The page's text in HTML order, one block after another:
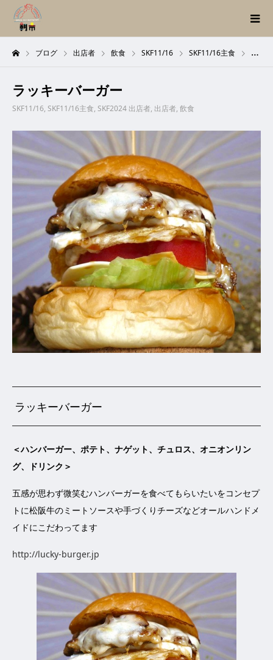
ブログ 出店者 飲食 SKF11/16 SKF11/16主食
ラッキーバーガー
SKF11/16, SKF11/16主食, SKF2024 出店者, 出店者, 飲食
ラッキーバーガー
＜ハンバーガー、ポテト、ナゲット、チュロス、オニオンリン
グ、ドリンク＞
五感が思わず微笑むハンバーガーを食べてもらいたいをコンセプ
トに松阪牛のミートソースや手づくりチーズなどオールハンドメ
イドにこだわってます
http://lucky-burger.jp